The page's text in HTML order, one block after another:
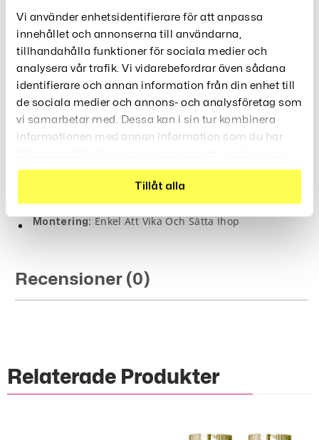
Vi använder enhetsidentifierare för att anpassa
innehållet och annonserna till användarna,
tillhandahålla funktioner för sociala medier och
analysera vår trafik. Vi vidarebefordrar även sådana
identifierare och annan information från din enhet till
de sociala medier och annons- och analysföretag som
vi samarbetar med. Dessa kan i sin tur kombinera
informationen med annan information som du har
använt deras tjänster.
Tillåt alla
Godsaker På Plats.
Specifikationer
Produkt:Papperslådor Kistformade Halloween 12/24-
Pack
Material: Papp/Paperboard
Storlek:Ca 25,8 X 21 X 16 Cm
Design:Kistformad Med Halloweenmotiv (skelett,
Antal:Välj Mellan 12-Pack Eller 24-Pack
Godis, Snacks, Småkakor,
Festdekoration
Montering:Enkel Att Vika Och Sätta Ihop
Recensioner (0)
Relaterade Produkter